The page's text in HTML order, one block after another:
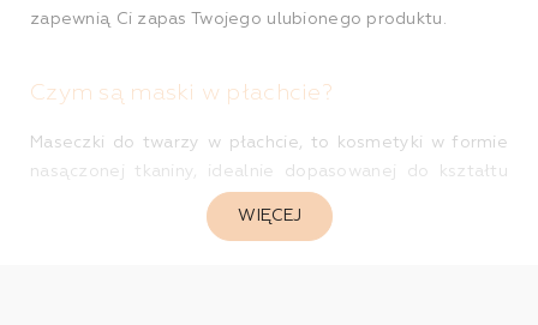
zapewnią Ci zapas Twojego ulubionego produktu.
Czym są maski w płachcie?
Maseczki do twarzy w płachcie, to kosmetyki w formie
nasączonej tkaniny, idealnie dopasowanej do kształtu
twarzy. Nasączone są one różnorodnymi składnikami
aktywnymi, dostosowanymi do różnych typów i potrzeb
WIĘCEJ